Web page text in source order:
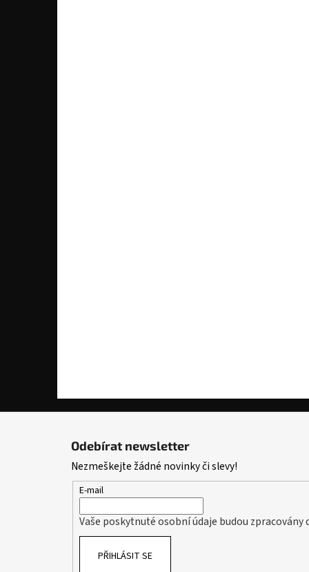
Odebírat newsletter
Nezmeškejte žádné novinky či slevy!
E-mail
Vaše poskytnuté osobní údaje budou zpracovány
PŘIHLÁSIT SE